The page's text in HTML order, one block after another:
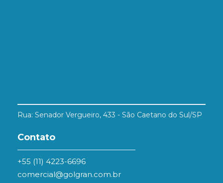
Rua: Senador Vergueiro, 433 - São Caetano do Sul/SP
Contato
+55 (11) 4223-6696
comercial@golgran.com.br